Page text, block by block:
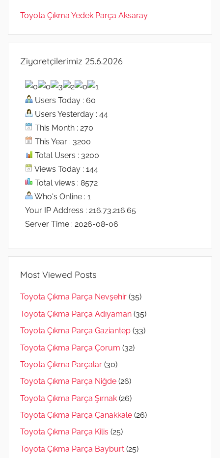
Toyota Çıkma Yedek Parça Aksaray
Ziyaretçilerimiz 25.6.2026
Users Today : 60
Users Yesterday : 44
This Month : 270
This Year : 3200
Total Users : 3200
Views Today : 144
Total views : 8572
Who's Online : 1
Your IP Address : 216.73.216.65
Server Time : 2026-08-06
Most Viewed Posts
Toyota Çıkma Parça Nevşehir (35)
Toyota Çıkma Parça Adıyaman (35)
Toyota Çıkma Parça Gaziantep (33)
Toyota Çıkma Parça Çorum (32)
Toyota Çıkma Parçalar (30)
Toyota Çıkma Parça Niğde (26)
Toyota Çıkma Parça Şırnak (26)
Toyota Çıkma Parça Çanakkale (26)
Toyota Çıkma Parça Kilis (25)
Toyota Çıkma Parça Bayburt (25)